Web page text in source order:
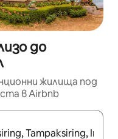
до
жилища под
в Airbnb
използвайте